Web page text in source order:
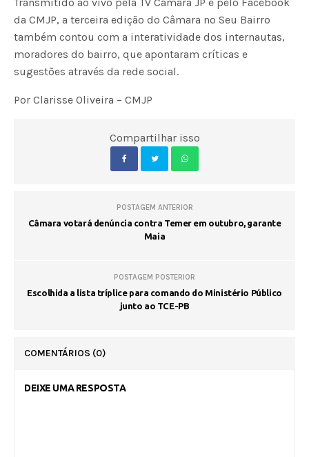
da CMJP, a terceira edição do Câmara no Seu Bairro
também contou com a interatividade dos internautas,
moradores do bairro, que apontaram críticas e
sugestões através da rede social.
Por Clarisse Oliveira – CMJP
Compartilhar isso
POSTAGEM ANTERIOR
Câmara votará denúncia contra Temer em outubro, garante
Maia
POSTAGEM POSTERIOR
Escolhida a lista tríplice para comando do Ministério Público
junto ao TCE-PB
COMENTÁRIOS (0)
DEIXE UMA RESPOSTA